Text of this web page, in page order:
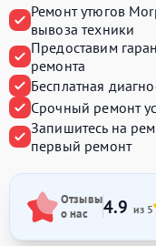
Ремонт утюгов
вывоза техники
Предоставим
ремонта
Бесплатная
Срочный ремонт
Запишитесь на
первый ремонт
Отзывы
о нас
4.9 из 5